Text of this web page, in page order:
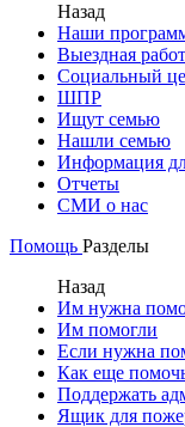
Назад
Наши
Выездная
Социальный
ШПР
Ищут семью
Нашли семью
Информация
Отчеты
СМИ о нас
Помощь Разделы
Назад
Им нужна
Им помогли
Если нужна
Как еще
Поддержать
Ящик для